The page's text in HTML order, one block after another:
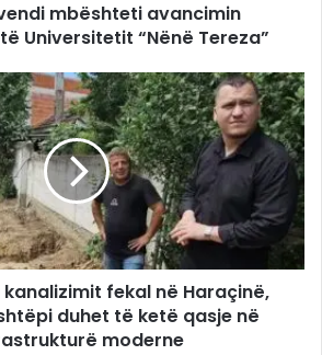
mbështeti avancimin
Universitetit “Nënë Tereza”
kanalizimit fekal në Haraçinë,
duhet të ketë qasje në
moderne